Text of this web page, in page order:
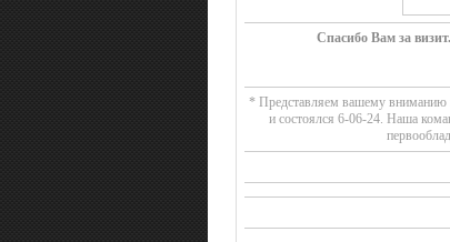
Спасибо Вам за
* Представляем вашему вниманию
и состоялся 6-06-24. Наша